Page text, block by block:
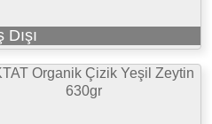
Dışı
Organik Çizik Yeşil Zeytin
630gr